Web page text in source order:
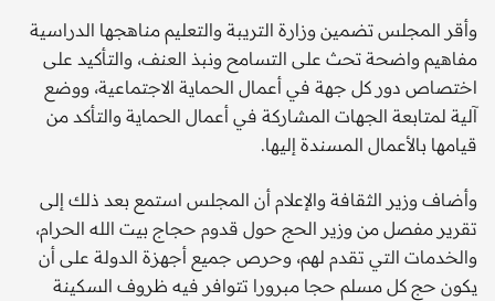
وأقر المجلس تضمين وزارة التريبة والتعليم مناهجها الدراسية
مفاهيم واضحة تحث على التسامح ونبذ العنف، والتأكيد على
اختصاص دور كل جهة في أعمال الحماية الاجتماعية، ووضع
آلية لمتابعة الجهات المشاركة في أعمال الحماية والتأكد من
قيامها بالأعمال المسندة إليها.
وأضاف وزير الثقافة والإعلام أن المجلس استمع بعد ذلك إلى
تقرير مفصل من وزير الحج حول قدوم حجاج بيت الله الحرام،
والخدمات التي تقدم لهم، وحرص جميع أجهزة الدولة على أن
يكون حج كل مسلم حجا مبرورا تتوافر فيه ظروف السكينة